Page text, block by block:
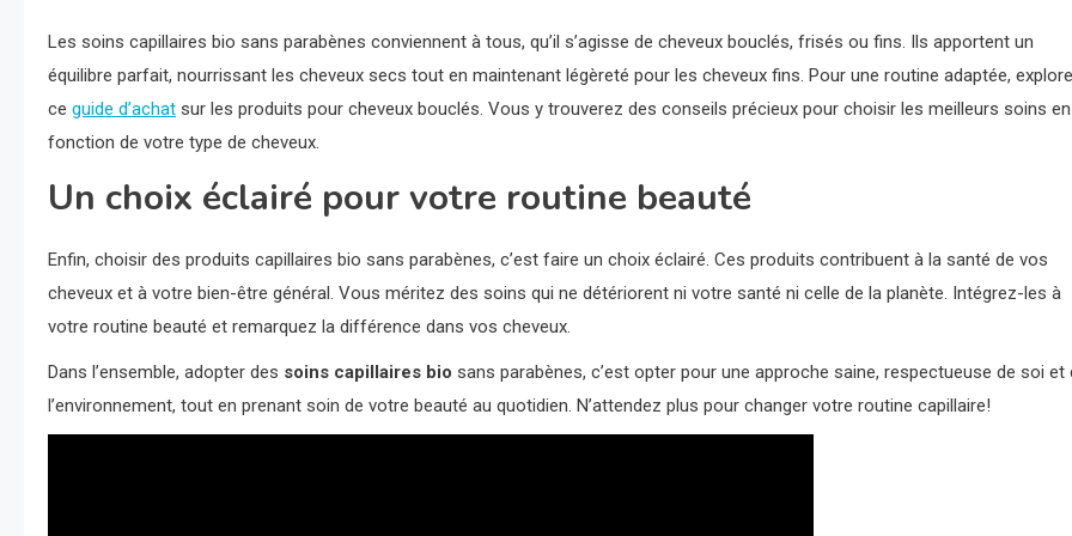
Les soins capillaires bio sans parabènes conviennent à tous, qu’il s’agisse de cheveux bouclés, frisés ou fins. Ils apportent un
équilibre parfait, nourrissant les cheveux secs tout en maintenant légèreté pour les cheveux fins. Pour une routine adaptée,
ce guide d’achat sur les produits pour cheveux bouclés. Vous y trouverez des conseils précieux pour choisir les meilleurs soins en
fonction de votre type de cheveux.
Un choix éclairé pour votre routine beauté
Enfin, choisir des produits capillaires bio sans parabènes, c’est faire un choix éclairé. Ces produits contribuent à la santé de vos
cheveux et à votre bien-être général. Vous méritez des soins qui ne détériorent ni votre santé ni celle de la planète. Intégrez-les à
votre routine beauté et remarquez la différence dans vos cheveux.
Dans l’ensemble, adopter des soins capillaires bio sans parabènes, c’est opter pour une approche saine, respectueuse de soi et
l’environnement, tout en prenant soin de votre beauté au quotidien. N’attendez plus pour changer votre routine capillaire!